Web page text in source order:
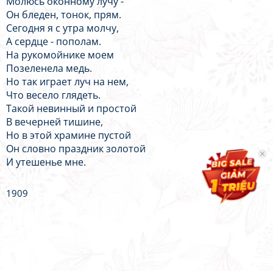
Он бледен, тонок, прям.
Сегодня я с утра молчу,
А сердце - пополам.
На рукомойнике моем
Позеленела медь.
Но так играет луч на нем,
Что весело глядеть.
Такой невинный и простой
В вечерней тишине,
Но в этой храмине пустой
Он словно праздник золотой
И утешенье мне.
1909